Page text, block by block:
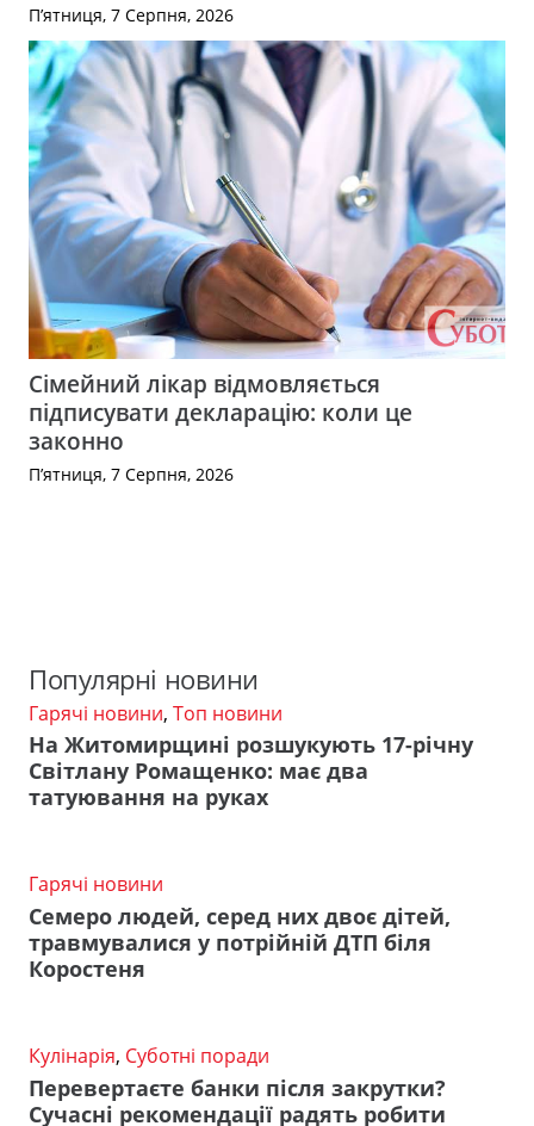
П’ятниця, 7 Серпня, 2026
Сімейний лікар відмовляється
підписувати декларацію: коли це
законно
П’ятниця, 7 Серпня, 2026
Популярні новини
Гарячі новини, Топ новини
На Житомирщині розшукують 17-річну
Світлану Ромащенко: має два
татуювання на руках
Гарячі новини
Семеро людей, серед них двоє дітей,
травмувалися у потрійній ДТП біля
Коростеня
Кулінарія, Суботні поради
Перевертаєте банки після закрутки?
Сучасні рекомендації радять робити